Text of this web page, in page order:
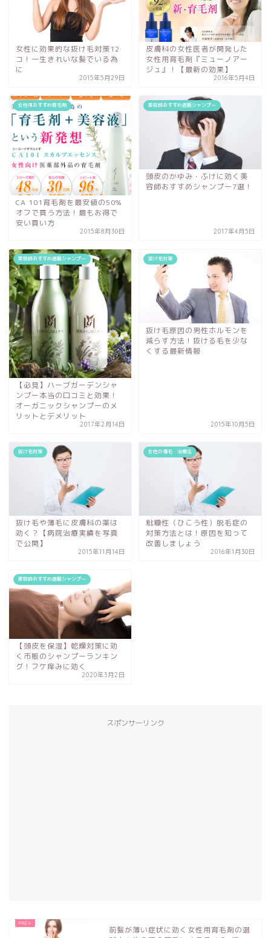
女性に効果的な抜け毛対策12
コ！一生きれいな髪でいる為
に
2015年5月29日
皮膚科の女性医者が開発した
女性用育毛剤『ミューノアー
ジュ』！【最新の効果】
2016年5月4日
女性用おすすめ育毛剤
CA 101育毛剤を最安値の50%
オフで買う方法！最もお得で
安い買い方
2015年8月30日
美容師おすすめ通販シャンプー
頭皮のかゆみ・ふけに効く美
容師おすすめシャンプー7選！
2017年4月5日
美容師おすすめ通販シャンプー
【必見】ハーブガーデンシャ
ンプー本当の口コミと効果！
オーガニックシャンプーのメ
リットとデメリット
2017年2月14日
抜け毛対策
抜け毛原因の男性ホルモンを
減らす方法！抜ける毛を少な
くする最新情報
2015年10月5日
抜け毛対策
抜け毛や薄毛に皮膚科の薬は
効く？【病院治療実績を写真
で公開】
2015年11月14日
女性の薄毛 治療法
粃糠性（ひこう性）脱毛症の
対策方法とは！原因を知って
改善しましょう
2016年1月30日
美容師おすすめ通販シャンプー
【頭皮を保湿】乾燥対策に効
く市販のシャンプーランキン
グ！フケ痒みに効く
2020年3月2日
スポンサーリンク
前髪が薄い症状に効く女性用育毛剤の選